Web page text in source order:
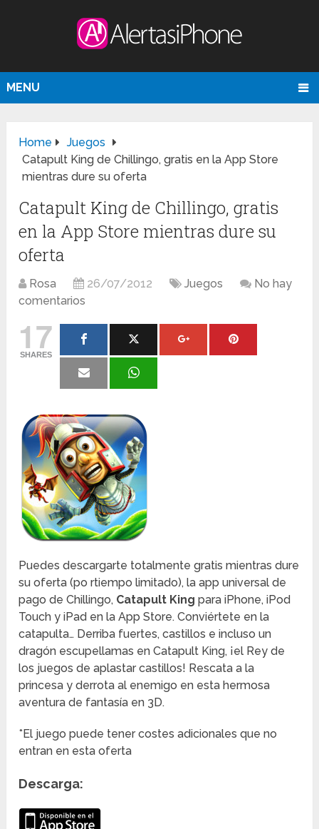
MENU
Home
Juegos
Catapult King de Chillingo, gratis en la App Store
mientras dure su oferta
Catapult King de Chillingo, gratis
en la App Store mientras dure su
oferta
Rosa 26/07/2012 Juegos
No hay
comentarios
17
SHARES
Puedes descargarte totalmente gratis mientras dure
su oferta (po rtiempo limitado), la app universal de
pago de Chillingo, Catapult King para iPhone, iPod
Touch y iPad en la App Store. Conviértete en la
catapulta… Derriba fuertes, castillos e incluso un
dragón escupellamas en Catapult King, ¡el Rey de
los juegos de aplastar castillos! Rescata a la
princesa y derrota al enemigo en esta hermosa
aventura de fantasía en 3D.
*El juego puede tener costes adicionales que no
entran en esta oferta
Descarga: